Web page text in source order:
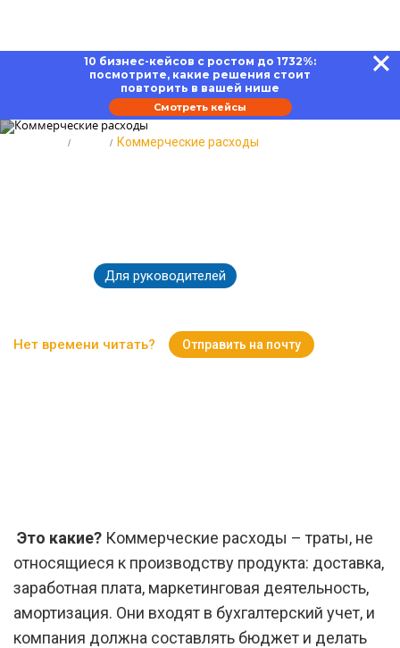
10 бизнес-кейсов с ростом до 1732%:
посмотрите, какие решения стоит
повторить в вашей нише
Смотреть кейсы
Коммерческие расходы
Для руководителей
Нет времени читать? Отправить на почту
Это какие? Коммерческие расходы – траты, не
относящиеся к производству продукта: доставка,
заработная плата, маркетинговая деятельность,
амортизация. Они входят в бухгалтерский учет, и
компания должна составлять бюджет и делать